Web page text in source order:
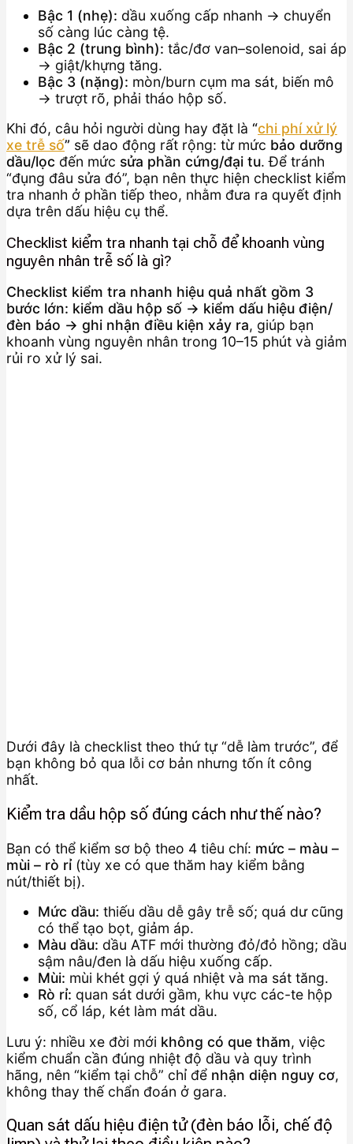
Bậc 1 (nhẹ): dầu xuống cấp nhanh → chuyển
số càng lúc càng tệ.
Bậc 2 (trung bình): tắc/đơ van–solenoid, sai áp
→ giật/khựng tăng.
Bậc 3 (nặng): mòn/burn cụm ma sát, biến mô
→ trượt rõ, phải tháo hộp số.
Khi đó, câu hỏi người dùng hay đặt là “chi phí xử lý
xe trễ số” sẽ dao động rất rộng: từ mức bảo dưỡng
dầu/lọc đến mức sửa phần cứng/đại tu. Để tránh
“đụng đâu sửa đó”, bạn nên thực hiện checklist kiểm
tra nhanh ở phần tiếp theo, nhằm đưa ra quyết định
dựa trên dấu hiệu cụ thể.
Checklist kiểm tra nhanh tại chỗ để khoanh vùng
nguyên nhân trễ số là gì?
Checklist kiểm tra nhanh hiệu quả nhất gồm 3
bước lớn: kiểm dầu hộp số → kiểm dấu hiệu điện/
đèn báo → ghi nhận điều kiện xảy ra, giúp bạn
khoanh vùng nguyên nhân trong 10–15 phút và giảm
rủi ro xử lý sai.
Dưới đây là checklist theo thứ tự “dễ làm trước”, để
bạn không bỏ qua lỗi cơ bản nhưng tốn ít công
nhất.
Kiểm tra dầu hộp số đúng cách như thế nào?
Bạn có thể kiểm sơ bộ theo 4 tiêu chí: mức – màu –
mùi – rò rỉ(tùy xe có que thăm hay kiểm bằng
nút/thiết bị).
Mức dầu: thiếu dầu dễ gây trễ số; quá dư cũng
có thể tạo bọt, giảm áp.
Màu dầu: dầu ATF mới thường đỏ/đỏ hồng; dầu
sậm nâu/đen là dấu hiệu xuống cấp.
Mùi: mùi khét gợi ý quá nhiệt và ma sát tăng.
Rò rỉ: quan sát dưới gầm, khu vực các-te hộp
số, cổ láp, két làm mát dầu.
Lưu ý: nhiều xe đời mới không có que thăm, việc
kiểm chuẩn cần đúng nhiệt độ dầu và quy trình
hãng, nên “kiểm tại chỗ” chỉ để nhận diện nguy cơ,
không thay thế chẩn đoán ở gara.
Quan sát dấu hiệu điện tử (đèn báo lỗi, chế độ